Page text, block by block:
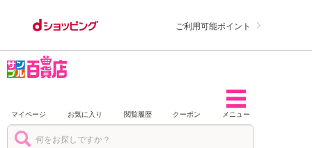
ご利用可能ポイント
マイページ お気に入り 閲覧履歴 クーポン メニュー